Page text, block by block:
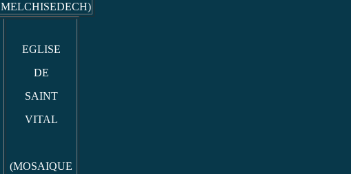
MELCHISEDECH)
EGLISE
DE
SAINT
VITAL
(MOSAIQUE